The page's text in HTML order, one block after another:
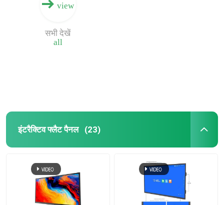
view
all
सभी देखें
इंटरैक्टिव फ्लैट पैनल (23)